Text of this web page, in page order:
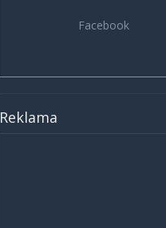
Reklama